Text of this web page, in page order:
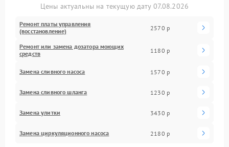
Цены актуальны на текущую дату 07.08.2026
Ремонт платы управления
(восстановление)
2570 р
Ремонт или замена дозатора моющих
средств
1180 р
Замена сливного насоса 1570 р
Замена сливного шланга 1230 р
Замена улитки 3430 р
Замена циркуляционного насоса 2180 р